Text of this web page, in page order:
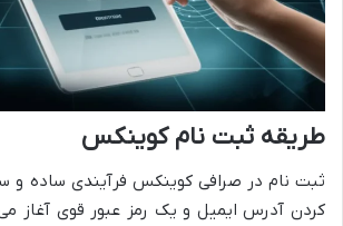
طریقه ثبت نام کوینکس
ثبت نام در صرافی کوینکس فرآیندی ساده و
کردن آدرس ایمیل و یک رمز عبور قوی آغاز